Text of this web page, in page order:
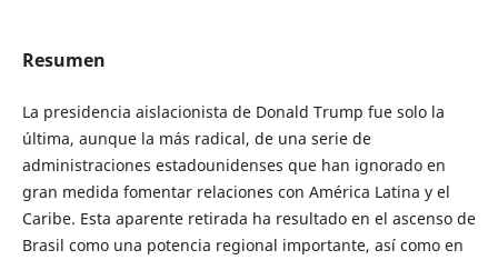
Resumen
La presidencia aislacionista de Donald Trump fue solo la
última, aunque la más radical, de una serie de
administraciones estadounidenses que han ignorado en
gran medida fomentar relaciones con América Latina y el
Caribe. Esta aparente retirada ha resultado en el ascenso de
Brasil como una potencia regional importante, así como en